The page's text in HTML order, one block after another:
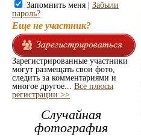
Запомнить меня | Забыли
пароль?
Еще не участник?
Зарегистрированные участники
могут размещать свои фото,
следить за комментариями и
многое другое... Все плюсы
регистрации >>
Случайная
фотография